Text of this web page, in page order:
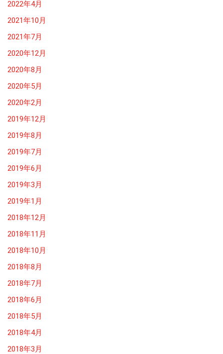
2022年4月
2021年10月
2021年7月
2020年12月
2020年8月
2020年5月
2020年2月
2019年12月
2019年8月
2019年7月
2019年6月
2019年3月
2019年1月
2018年12月
2018年11月
2018年10月
2018年8月
2018年7月
2018年6月
2018年5月
2018年4月
2018年3月